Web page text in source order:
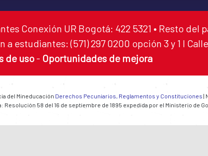
Conexión UR Bogotá: 422 5321 • Resto del
estudiantes: (571) 297 0200 opción 3 y 1 I
de uso - Oportunidades de mejora
del Mineducación Derechos Pecuniarios, Reglamentos y Constituciones |
Resolución 58 del 16 de septiembre de 1895 expedida por el Ministerio de